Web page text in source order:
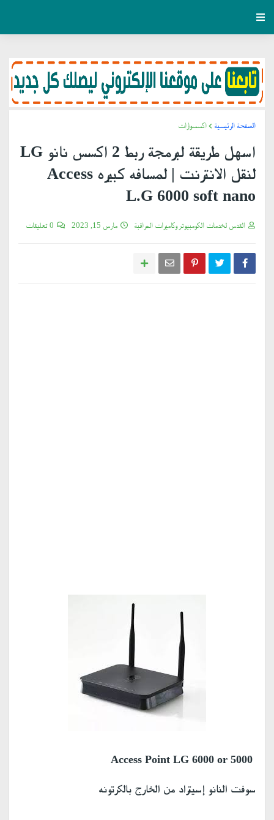
الصفحة الرئيسية اكسسوارات
اسهل طريقة لبرمجة ربط 2 اكسس نانو LG
لنقل الانترنت | لمسافه كبيره Access
L.G 6000 soft nano
القدس لخدمات الكومبيوتر وكاميرات المراقبة مارس 15, 2023 0 تعليقات
سوفت النانو إسيتراد من الخارج بالكرتونه